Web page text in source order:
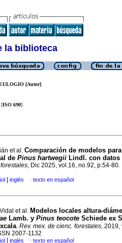
la biblioteca
[Autor]
[ISO 690]
et al. Comparación de modelos
de Pinus hartwegii Lindl. con datos
, Dic 2025, vol.16, no.92, p.54-80.
inglés · texto en español
et al. Modelos locales altura-
Lamb. y Pinus teocote Schiede ex
. Rev. mex. de cienc. forestales, 2019,
2007-1132
inglés · texto en español